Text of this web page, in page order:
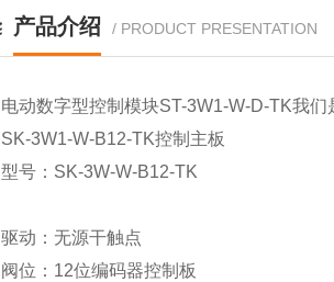
产品介绍 / PRODUCT PRESENTATION
电动数字型控制模块ST-3W1-W-D-TK我们
SK-3W1-W-B12-TK控制主板
型号：SK-3W-W-B12-TK
驱动：无源干触点
阀位：12位编码器控制板